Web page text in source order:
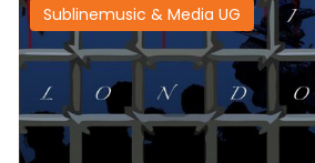
Sublinemusic & Media UG